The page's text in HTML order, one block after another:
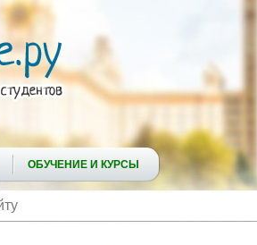
ОБУЧЕНИЕ И КУРСЫ